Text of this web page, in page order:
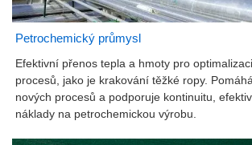
Petrochemický průmysl
Efektivní přenos tepla a hmoty pro
procesů, jako je krakování těžké ropy.
nových procesů a podporuje kontinuitu,
náklady na petrochemickou výrobu.